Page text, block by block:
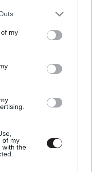
one or more Google
You may click to
its third-party tags to
in below Google
my
of my
with the
Chris Pratt. Pár
Today Show-ban
nekiszegezték a
ügyesen kikerülte
Jones! Hát nem
Ha én nem
hogy az a